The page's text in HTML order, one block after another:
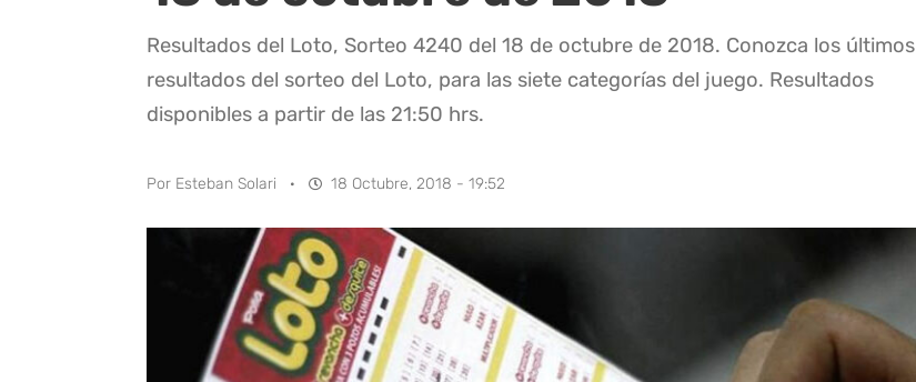
Resultados del Loto, Sorteo 4240 del 18 de octubre de 2018. Conozca los últimos
resultados del sorteo del Loto, para las siete categorías del juego. Resultados
disponibles a partir de las 21:50 hrs.
Por Esteban Solari · 18 Octubre, 2018 - 19:52